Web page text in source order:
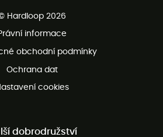
dnů
Hardloop 2026
informace
obchodní podmínky
Ochrana dat
cookies
dobrodružství